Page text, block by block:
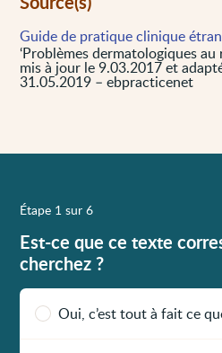
Guide de pratique clinique
‘Problèmes dermatologiques au
mis à jour le 9.03.2017 et
31.05.2019 – ebpracticenet
Étape 1 sur 6
Est-ce que ce texte
cherchez ?
Oui, c’est tout à fait ce